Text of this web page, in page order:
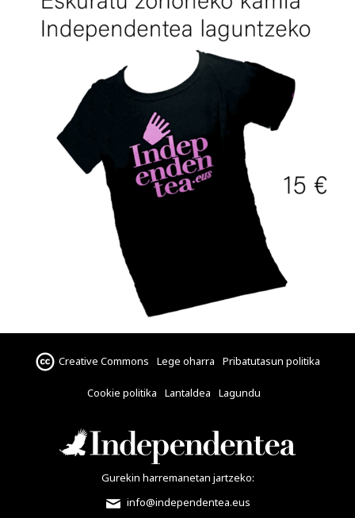
Creative Commons Lege oharra Pribatutasun politika
Cookie politika Lantaldea Lagundu
Gurekin harremanetan jartzeko:
info@independentea.eus